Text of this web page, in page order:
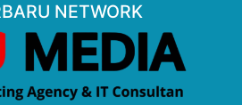
NETWORK